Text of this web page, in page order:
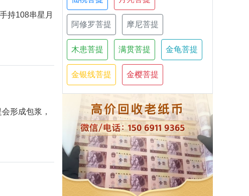
持108串星月
形成包浆，
阿修罗菩提 摩尼菩提
木患菩提 满贯菩提 金龟菩提
金银线菩提 金樱菩提